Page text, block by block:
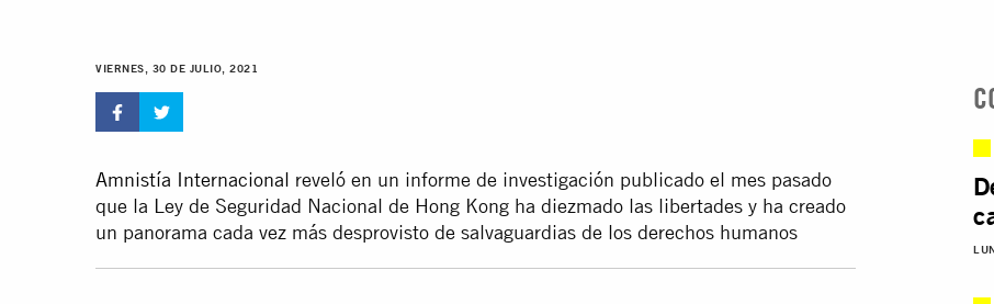
VIERNES, 30 DE JULIO, 2021
Amnistía Internacional reveló en un informe de investigación publicado el mes pasado
que la Ley de Seguridad Nacional de Hong Kong ha diezmado las libertades y ha creado
un panorama cada vez más desprovisto de salvaguardias de los derechos humanos